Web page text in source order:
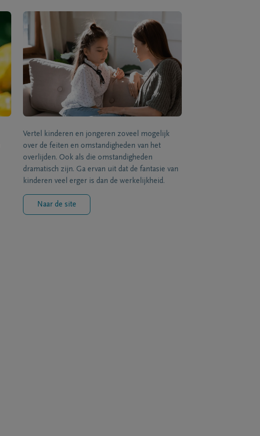
Vertel kinderen en jongeren zoveel mogelijk
over de feiten en omstandigheden van het
overlijden. Ook als die omstandigheden
dramatisch zijn. Ga ervan uit dat de fantasie van
kinderen veel erger is dan de werkelijkheid.
Naar de site